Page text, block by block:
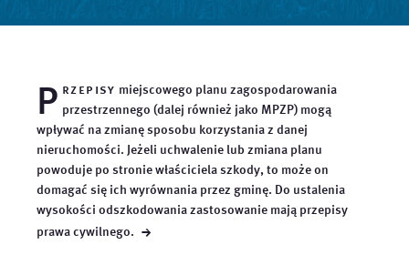
P rzepisy miejscowego planu zagospodarowania
przestrzennego (dalej również jako MPZP) mogą
wpływać na zmianę sposobu korzystania z danej
nieruchomości. Jeżeli uchwalenie lub zmiana planu
powoduje po stronie właściciela szkody, to może on
domagać się ich wyrównania przez gminę. Do ustalenia
wysokości odszkodowania zastosowanie mają przepisy
prawacywilnego. →